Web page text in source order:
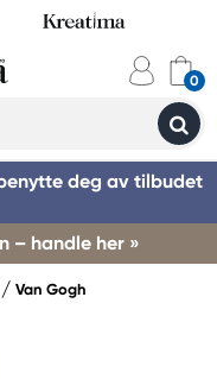
deg av tilbudet
– handle her »
Van Gogh